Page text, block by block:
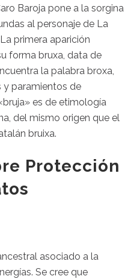
Baroja pone a la sorgina
al personaje de La
primera aparición
forma bruxa, data de
la palabra broxa,
y paramientos de
es de etimología
del mismo origen que el
bruixa.
Protección
asociado a la
Se cree que